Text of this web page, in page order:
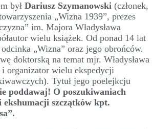
był Dariusz Szymanowski (członek,
„Wizna 1939”, prezes
im. Majora Władysława
wielu książek. Od ponad 14 lat
„Wizna” oraz jego obrońców.
doktorską na temat mjr. Władysława
organizator wielu ekspedycji
Tytuł jego poelejkcju
poddawaj! O poszukiwaniach
ekshumacji szczątków kpt.